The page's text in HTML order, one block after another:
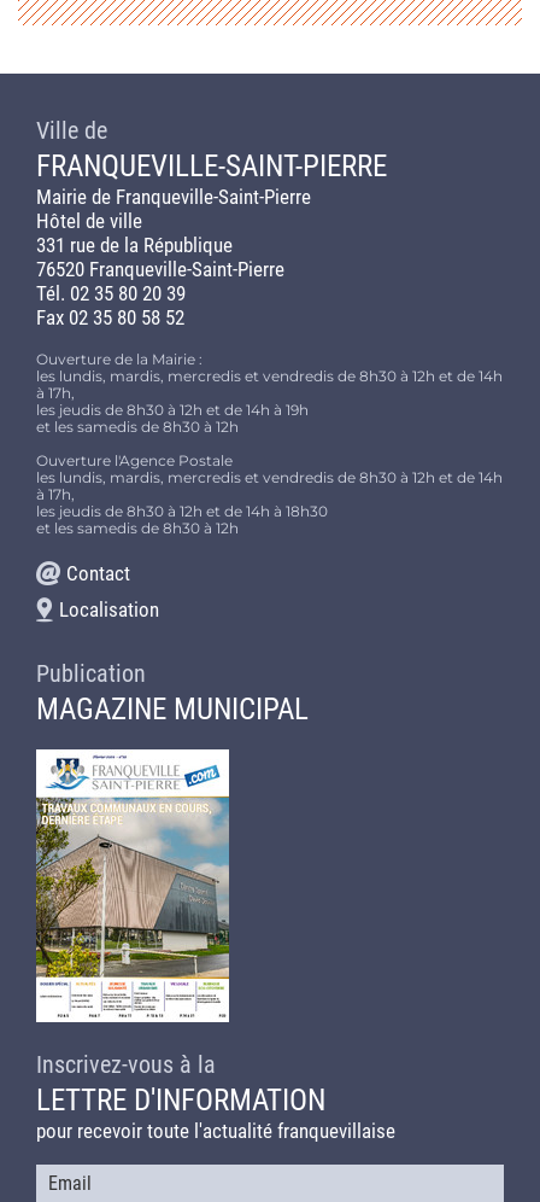
Ville de
FRANQUEVILLE-SAINT-PIERRE
Mairie de Franqueville-Saint-Pierre
Hôtel de ville
331 rue de la République
76520 Franqueville-Saint-Pierre
Tél. 02 35 80 20 39
Fax 02 35 80 58 52
Ouverture de la Mairie :
les lundis, mardis, mercredis et vendredis de 8h30 à 12h et de 14h
à 17h,
les jeudis de 8h30 à 12h et de 14h à 19h
et les samedis de 8h30 à 12h
Ouverture l'Agence Postale
les lundis, mardis, mercredis et vendredis de 8h30 à 12h et de 14h
à 17h,
les jeudis de 8h30 à 12h et de 14h à 18h30
et les samedis de 8h30 à 12h
Contact
Localisation
Publication
MAGAZINE MUNICIPAL
Inscrivez-vous à la
LETTRE D'INFORMATION
pour recevoir toute l'actualité franquevillaise
Courriel